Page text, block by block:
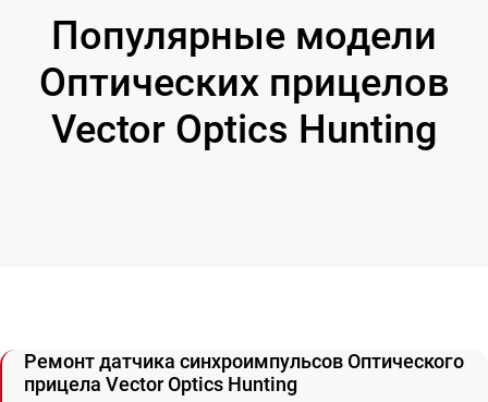
Популярные модели
Оптических прицелов
Vector Optics Hunting
Ремонт датчика синхроимпульсов Оптического
прицела Vector Optics Hunting